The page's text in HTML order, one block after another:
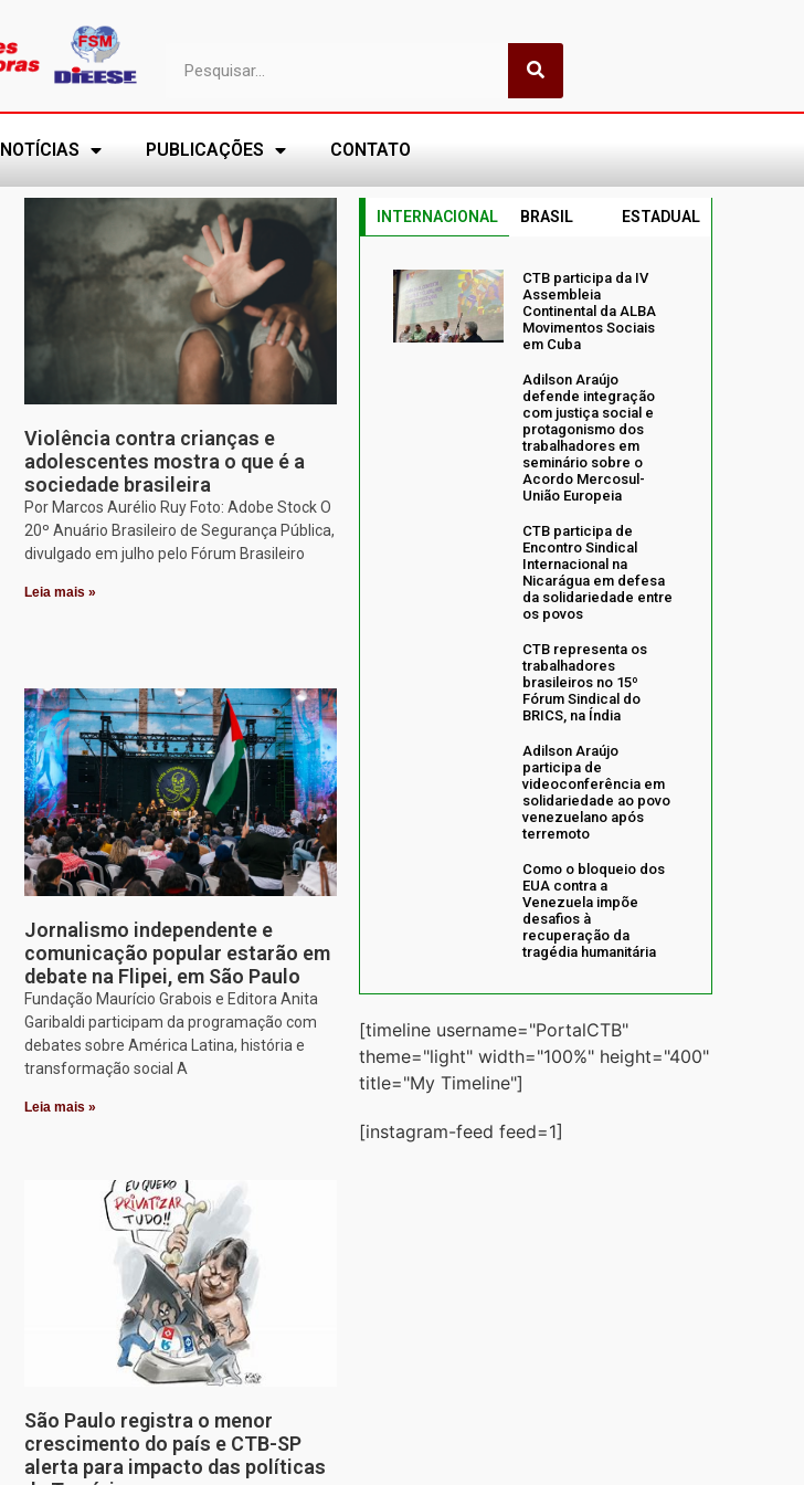
NOTÍCIAS PUBLICAÇÕES CONTATO
Violência contra crianças e
adolescentes mostra o que é a
sociedade brasileira
Por Marcos Aurélio Ruy Foto: Adobe Stock O
20º Anuário Brasileiro de Segurança Pública,
divulgado em julho pelo Fórum Brasileiro
Leia mais »
Jornalismo independente e
comunicação popular estarão em
debate na Flipei, em São Paulo
Fundação Maurício Grabois e Editora Anita
Garibaldi participam da programação com
debates sobre América Latina, história e
transformação social A
Leia mais »
São Paulo registra o menor
crescimento do país e CTB-SP
alerta para impacto das políticas
INTERNACIONAL BRASIL ESTADUAL
CTB participa da IV
Assembleia
Continental da ALBA
Movimentos Sociais
em Cuba
Adilson Araújo
defende integração
com justiça social e
protagonismo dos
trabalhadores em
seminário sobre o
Acordo Mercosul-
União Europeia
CTB participa de
Encontro Sindical
Internacional na
Nicarágua em defesa
da solidariedade entre
os povos
CTB representa os
trabalhadores
brasileiros no 15º
Fórum Sindical do
BRICS, na Índia
Adilson Araújo
participa de
videoconferência em
solidariedade ao povo
venezuelano após
terremoto
Como o bloqueio dos
EUA contra a
Venezuela impõe
desafios à
recuperação da
tragédia humanitária
[timeline username="PortalCTB"
theme="light" width="100%" height="400"
title="My Timeline"]
[instagram-feed feed=1]